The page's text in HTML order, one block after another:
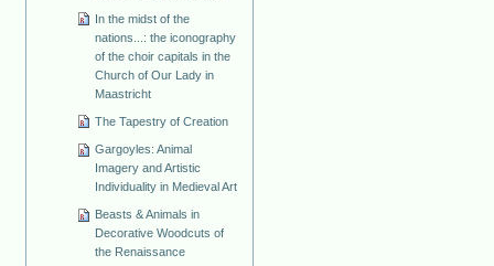
In the midst of the
nations...: the iconography
of the choir capitals in the
Church of Our Lady in
Maastricht
The Tapestry of Creation
Gargoyles: Animal
Imagery and Artistic
Individuality in Medieval Art
Beasts & Animals in
Decorative Woodcuts of
the Renaissance